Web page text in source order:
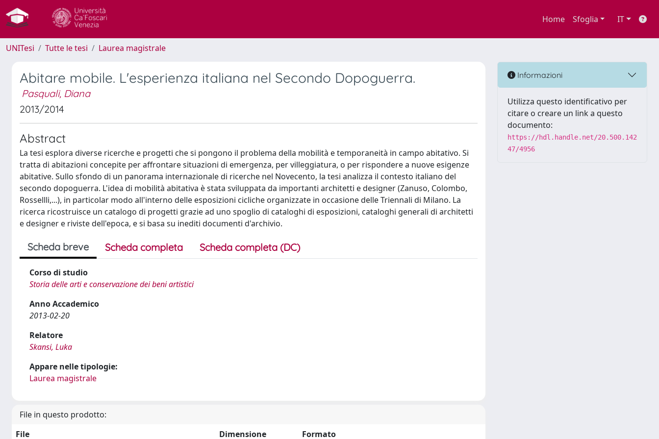
Home Sfoglia IT
UNITesi Tutte le tesi Laurea magistrale
Abitare mobile. L'esperienza italiana nel Secondo Dopoguerra.
Pasquali, Diana
2013/2014
Abstract
La tesi esplora diverse ricerche e progetti che si pongono il problema della mobilità e temporaneità in campo abitativo. Si
tratta di abitazioni concepite per affrontare situazioni di emergenza, per villeggiatura, o per rispondere a nuove esigenze
abitative. Sullo sfondo di un panorama internazionale di ricerche nel Novecento, la tesi analizza il contesto italiano del
secondo dopoguerra. L'idea di mobilità abitativa è stata sviluppata da importanti architetti e designer (Zanuso, Colombo,
Rossellli,...), in particolar modo all'interno delle esposizioni cicliche organizzate in occasione delle Triennali di Milano. La
ricerca ricostruisce un catalogo di progetti grazie ad uno spoglio di cataloghi di esposizioni, cataloghi generali di architetti
e designer e riviste dell'epoca, e si basa su inediti documenti d'archivio.
Scheda breve Scheda completa Scheda completa (DC)
Corso di studio
Storia delle arti e conservazione dei beni artistici
Anno Accademico
2013-02-20
Relatore
Skansi, Luka
Appare nelle tipologie:
Laurea magistrale
File in questo prodotto:
File
Dimensione Formato
Informazioni
Utilizza questo identificativo per
citare o creare un link a questo
documento:
https://hdl.handle.net/20.500.142
47/4956